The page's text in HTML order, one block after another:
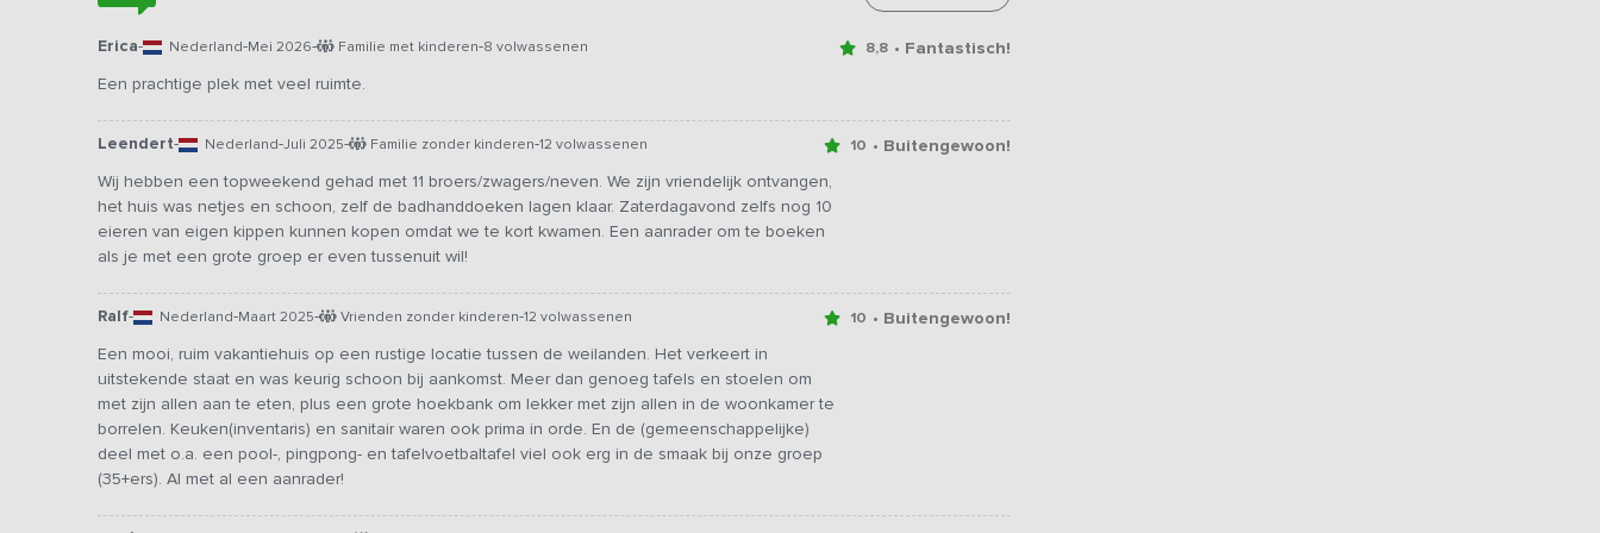
Erica- Nederland-Mei 2026- Familie met kinderen-8 volwassenen 8,8 • Fantastisch!
Een prachtige plek met veel ruimte.
Leendert- Nederland-Juli 2025- Familie zonder kinderen-12 volwassenen 10 • Buitengewoon!
Wij hebben een topweekend gehad met 11 broers/zwagers/neven. We zijn vriendelijk ontvangen,
het huis was netjes en schoon, zelf de badhanddoeken lagen klaar. Zaterdagavond zelfs nog 10
eieren van eigen kippen kunnen kopen omdat we te kort kwamen. Een aanrader om te boeken
als je met een grote groep er even tussenuit wil!
Ralf- Nederland-Maart 2025- Vrienden zonder kinderen-12 volwassenen 10 • Buitengewoon!
Een mooi, ruim vakantiehuis op een rustige locatie tussen de weilanden. Het verkeert in
uitstekende staat en was keurig schoon bij aankomst. Meer dan genoeg tafels en stoelen om
met zijn allen aan te eten, plus een grote hoekbank om lekker met zijn allen in de woonkamer te
borrelen. Keuken(inventaris) en sanitair waren ook prima in orde. En de (gemeenschappelijke)
deel met o.a. een pool-, pingpong- en tafelvoetbaltafel viel ook erg in de smaak bij onze groep
(35+ers). Al met al een aanrader!